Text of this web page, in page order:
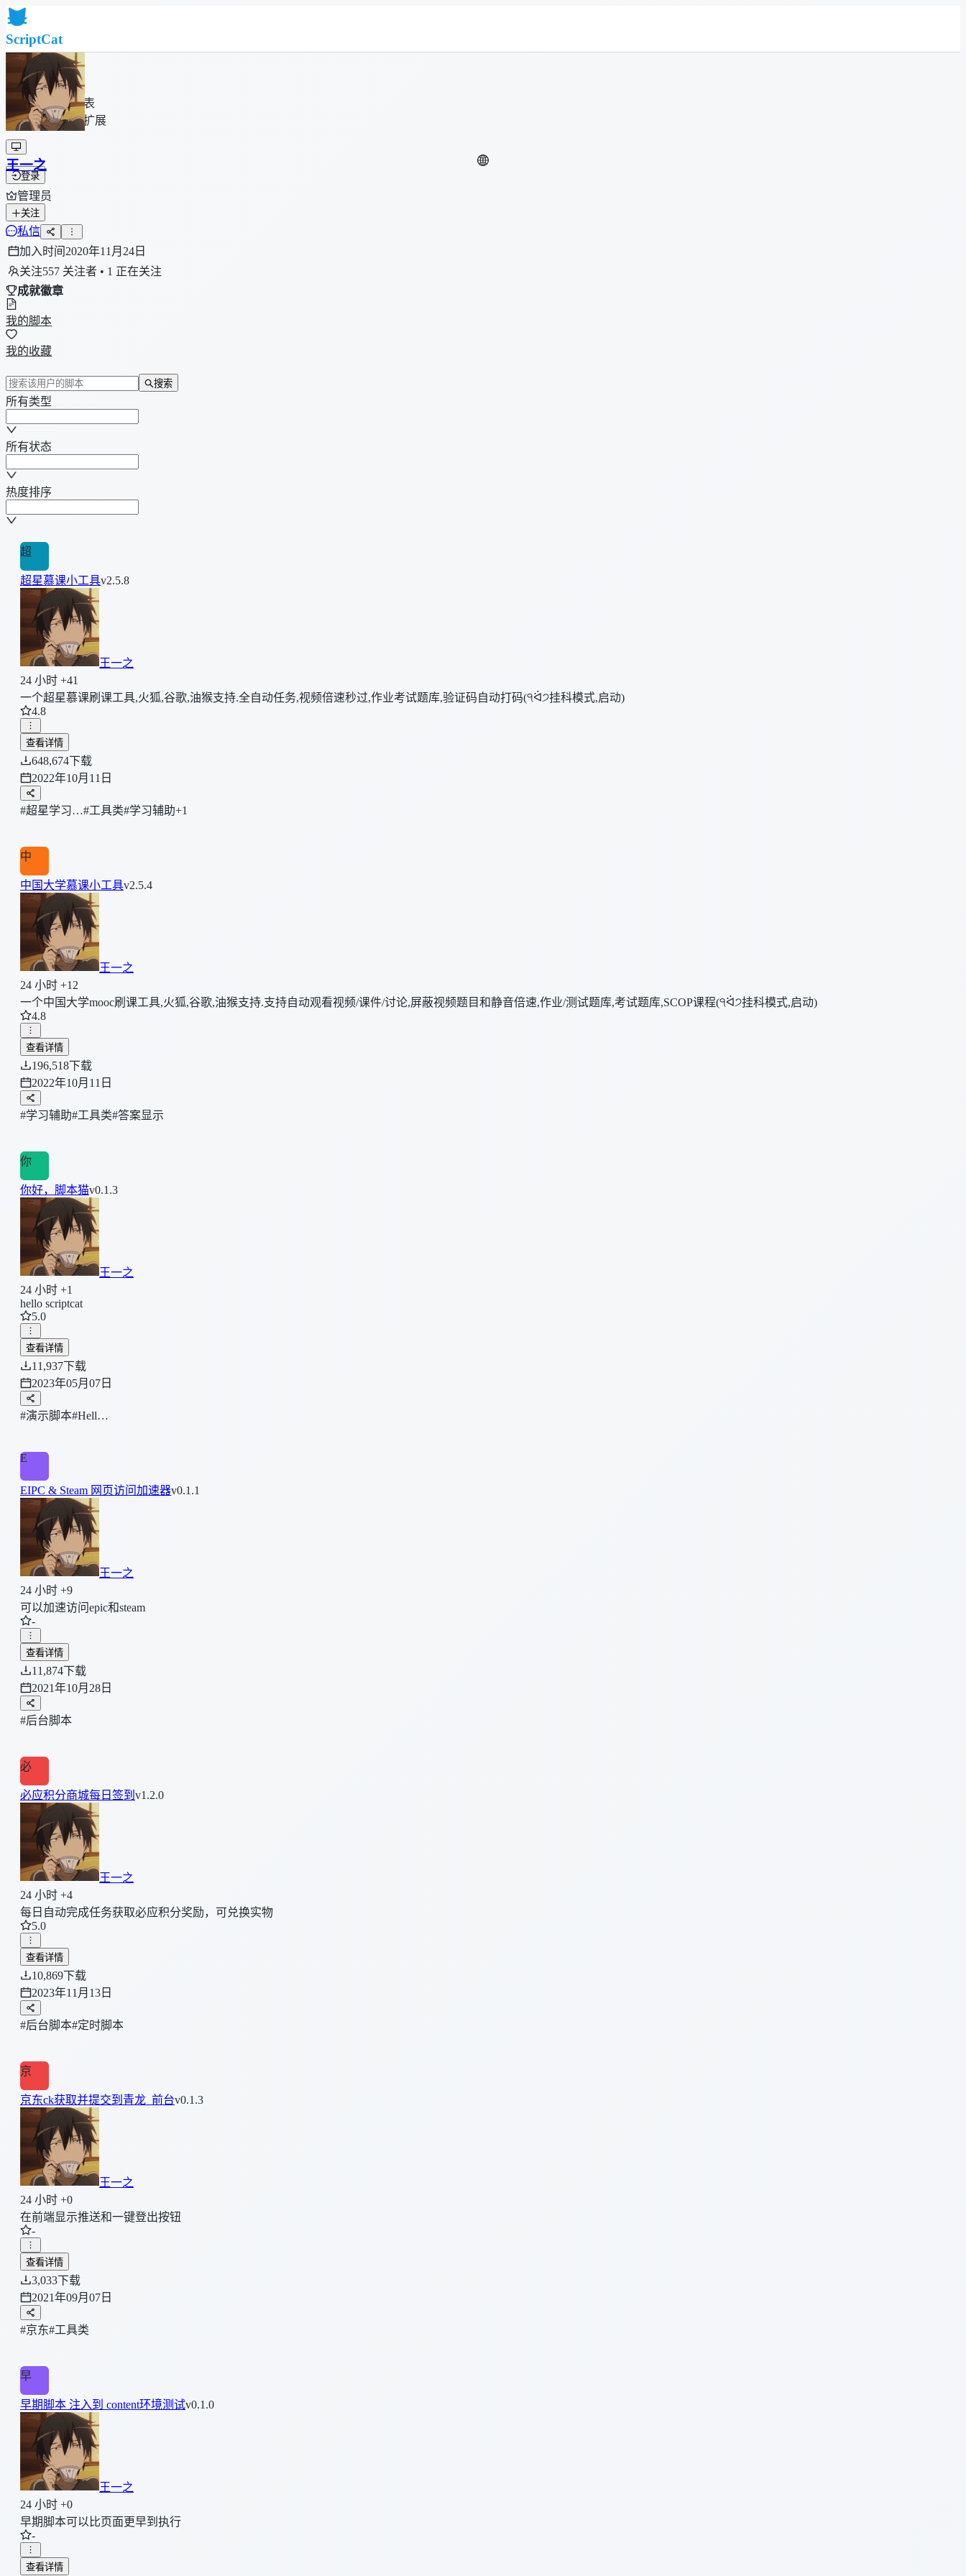
ScriptCat
首页
社区
脚本列表
浏览器扩展
登录
王一之
管理员
关注
私信
加入时间2020年11月24日
关注557 关注者 • 1 正在关注
成就徽章
我的脚本
我的收藏
搜索
所有类型
所有状态
热度排序
超
超星慕课小工具v2.5.8
王一之
24 小时 +41
一个超星慕课刷课工具,火狐,谷歌,油猴支持.全自动任务,视频倍速秒过,作业考试题库,验证码自动打码(੧ᐛ੭挂科模式,启动)
4.8
查看详情
648,674下载
2022年10月11日
#超星学习…#工具类#学习辅助+1
中
中国大学慕课小工具v2.5.4
王一之
24 小时 +12
一个中国大学mooc刷课工具,火狐,谷歌,油猴支持.支持自动观看视频/课件/讨论,屏蔽视频题目和静音倍速,作业/测试题库,考试题库,SCOP课程(੧ᐛ੭挂科模式,启动)
4.8
查看详情
196,518下载
2022年10月11日
#学习辅助#工具类#答案显示
你
你好，脚本猫v0.1.3
王一之
24 小时 +1
hello scriptcat
5.0
查看详情
11,937下载
2023年05月07日
#演示脚本#Hell…
E
EIPC & Steam 网页访问加速器v0.1.1
王一之
24 小时 +9
可以加速访问epic和steam
-
查看详情
11,874下载
2021年10月28日
#后台脚本
必
必应积分商城每日签到 v1.2.0
王一之
24 小时 +4
每日自动完成任务获取必应积分奖励，可兑换实物
5.0
查看详情
10,869下载
2023年11月13日
#后台脚本#定时脚本
京
京东ck获取并提交到青龙_前台v0.1.3
王一之
24 小时 +0
在前端显示推送和一键登出按钮
-
查看详情
3,033下载
2021年09月07日
#京东#工具类
早
早期脚本 注入到 content环境测试v0.1.0
王一之
24 小时 +0
早期脚本可以比页面更早到执行
-
查看详情